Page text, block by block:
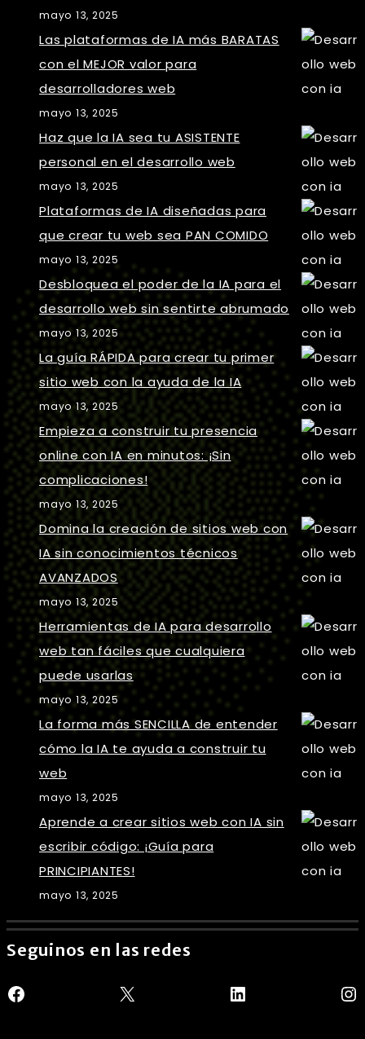
mayo 13, 2025
Las plataformas de IA más BARATAS
con el MEJOR valor para
desarrolladores web
mayo 13, 2025
Haz que la IA sea tu ASISTENTE
personal en el desarrollo web
mayo 13, 2025
Plataformas de IA diseñadas para
que crear tu web sea PAN COMIDO
mayo 13, 2025
Desbloquea el poder de la IA para el
desarrollo web sin sentirte abrumado
mayo 13, 2025
La guía RÁPIDA para crear tu primer
sitio web con la ayuda de la IA
mayo 13, 2025
Empieza a construir tu presencia
online con IA en minutos: ¡Sin
complicaciones!
mayo 13, 2025
Domina la creación de sitios web con
IA sin conocimientos técnicos
AVANZADOS
mayo 13, 2025
Herramientas de IA para desarrollo
web tan fáciles que cualquiera
puede usarlas
mayo 13, 2025
La forma más SENCILLA de entender
cómo la IA te ayuda a construir tu
web
mayo 13, 2025
Aprende a crear sitios web con IA sin
escribir código: ¡Guía para
PRINCIPIANTES!
mayo 13, 2025
Seguinos en las redes
Facebook X LinkedIn